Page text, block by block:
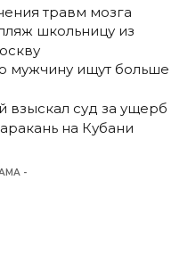
травм мозга
школьницу из
мужчину ищут больше
взыскал суд за ущерб
на Кубани
-